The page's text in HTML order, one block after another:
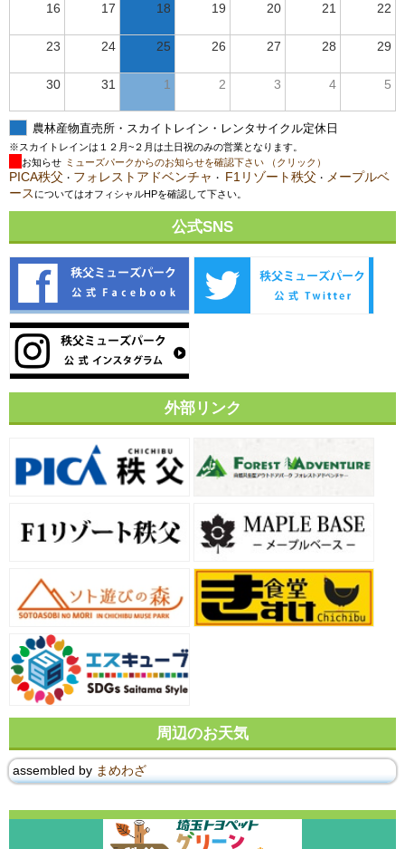
16 17 18 19 20 21 22
23 24 25 26 27 28 29
30 31 1 2 3 4 5
農林産物直売所・スカイトレイン・レンタサイクル定休日
※スカイトレインは１２月~２月は土日祝のみの営業となります。
お知らせ ミューズパークからのお知らせを確認下さい （クリック）
PICA秩父 ・ フォレストアドベンチャ ・ F1リゾート秩父 ・ メープルベ
ース についてはオフィシャルHPを確認して下さい。
公式SNS
外部リンク
周辺のお天気
assembled by まめわざ